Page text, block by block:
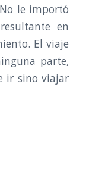
le importó
en
El viaje
parte,
ir sino viajar